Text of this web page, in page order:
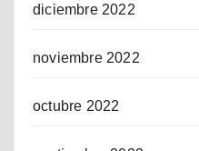
diciembre 2022
noviembre 2022
octubre 2022